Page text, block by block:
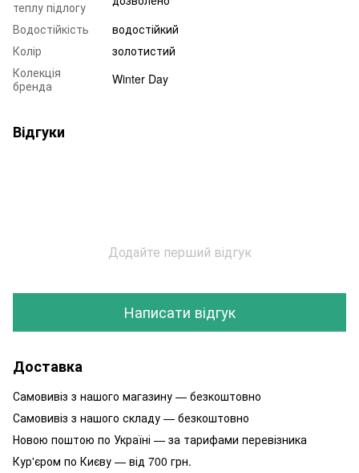
теплу підлогу
Водостійкість
водостійкий
Колір
золотистий
Колекція
бренда
Winter Day
Відгуки
Додайте перший відгук
Написати відгук
Доставка
Самовивіз з нашого магазину — безкоштовно
Самовивіз з нашого складу — безкоштовно
Новою поштою по Україні — за тарифами перевізника
Кур'єром по Києву — від 700 грн.